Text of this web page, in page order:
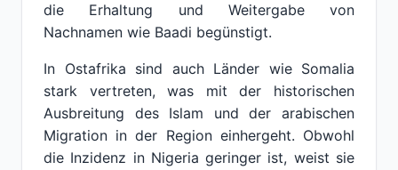
die Erhaltung und Weitergabe von
Nachnamen wie Baadi begünstigt.
In Ostafrika sind auch Länder wie Somalia
stark vertreten, was mit der historischen
Ausbreitung des Islam und der arabischen
Migration in der Region einhergeht. Obwohl
die Inzidenz in Nigeria geringer ist, weist sie